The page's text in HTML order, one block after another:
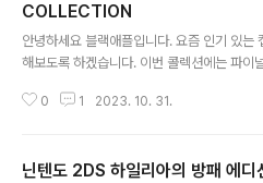
COLLECTION
안녕하세요 블랙애플입니다. 요즘 인기 있는
해보도록 하겠습니다. 이번 콜렉션에는 파이
임이 들어 있습니다. 캡콤 밸트 액션은 다양
다. 패키지 판은 12월에 발매가 되는데 콜렉
0 1 2023. 10. 31.
닌텐도 2DS 하일리아의 방패 에디